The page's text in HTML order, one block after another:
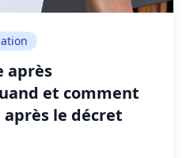
après
et comment
le décret